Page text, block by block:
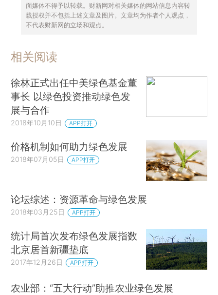
面媒体不得予以转载。财新网对相关媒体的网站信息内容转
载授权并不包括上述文章及图片。文章均为作者个人观点，
不代表财新网的立场和观点。
相关阅读
徐林正式出任中美绿色基金董
事长 以绿色投资推动绿色发
展与合作
2018年10月10日 APP打开
价格机制如何助力绿色发展
2018年07月05日 APP打开
论坛综述：资源革命与绿色发展
2018年03月25日 APP打开
统计局首次发布绿色发展指数
北京居首新疆垫底
2017年12月26日 APP打开
农业部：“五大行动”助推农业绿色发展